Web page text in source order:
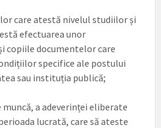
care atestă nivelul studiilor și
efectuarea unor
copiile documentelor care
specifice ale postului
sau instituția publică;
a adeverinței eliberate
lucrată, care să ateste